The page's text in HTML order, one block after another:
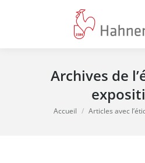
Archives de
Vous êtes ici :
Accueil Articles avec